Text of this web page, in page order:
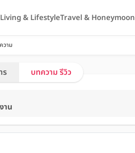
Living & LifestyleTravel & Honeymoon
วาม
ร บทความ รีวิว